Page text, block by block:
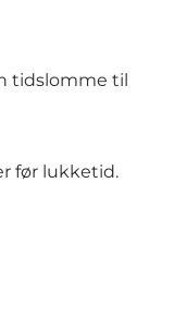
tidslomme til
før lukketid.